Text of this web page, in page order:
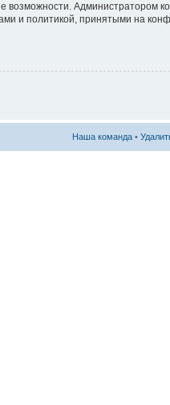
возможности. Администратором
и политикой, принятыми на
Наша команда •